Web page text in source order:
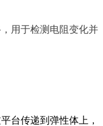
用于检测电阻变化并
台传递到弹性体上，